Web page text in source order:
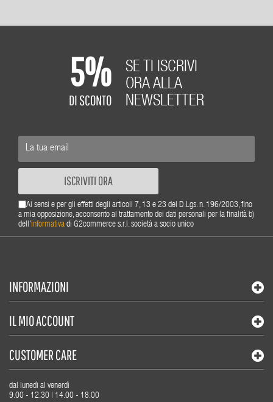
5%
DI SCONTO
SE TI ISCRIVI
ORA ALLA
NEWSLETTER
ISCRIVITI ORA
Ai sensi e per gli effetti degli articoli 7, 13 e 23 del D.Lgs. n. 196/2003, fino
a mia opposizione, acconsento al trattamento dei dati personali per la finalità b)
dell'informativa di G2commerce s.r.l. società a socio unico
INFORMAZIONI
IL MIO ACCOUNT
CUSTOMER CARE
dal lunedì al venerdì
9.00 - 12.30 | 14.00 - 18.00